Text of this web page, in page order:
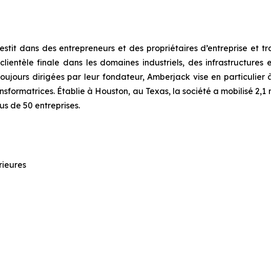
dans des entrepreneurs et des propriétaires d’entreprise et
finale dans les domaines industriels, des infrastructures
dirigées par leur fondateur, Amberjack vise en particulier
Établie à Houston, au Texas, la société a mobilisé 2,1
de 50 entreprises.